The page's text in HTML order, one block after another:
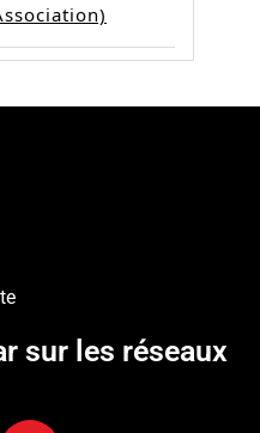
sur les réseaux